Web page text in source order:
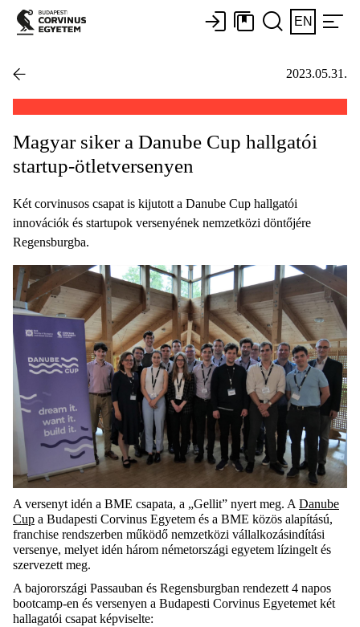
EN
2023.05.31.
Magyar siker a Danube Cup hallgatói
startup-ötletversenyen
Két corvinusos csapat is kijutott a Danube Cup hallgatói
innovációk és startupok versenyének nemzetközi döntőjére
Regensburgba.
A versenyt idén a BME csapata, a „Gellit” nyert meg. A Danube
Cup a Budapesti Corvinus Egyetem és a BME közös alapítású,
franchise rendszerben működő nemzetközi vállalkozásindítási
versenye, melyet idén három németországi egyetem lízingelt és
szervezett meg.
A bajorországi Passauban és Regensburgban rendezett 4 napos
bootcamp-en és versenyen a Budapesti Corvinus Egyetemet két
hallagatói csapat képviselte: